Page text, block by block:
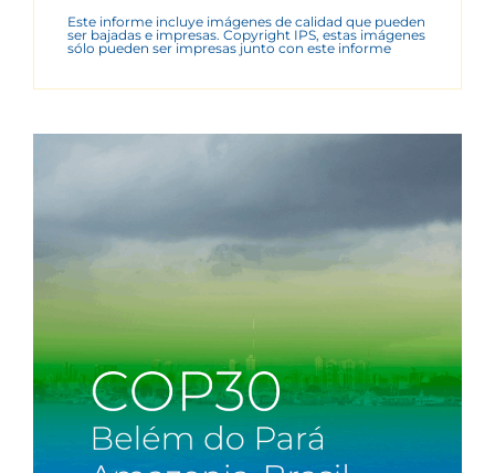
Este informe incluye imágenes de calidad que pueden
ser bajadas e impresas. Copyright IPS, estas imágenes
sólo pueden ser impresas junto con este informe